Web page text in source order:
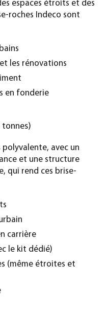
espaces étroits et des
roches Indeco sont
les rénovations
en fonderie
tonnes)
polyvalente, avec un
et une structure
qui rend ces brise-
carrière
le kit dédié)
(même étroites et